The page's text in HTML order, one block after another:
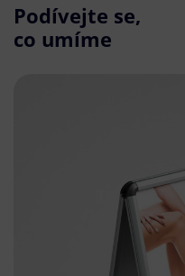
Podívejte se,
co umíme